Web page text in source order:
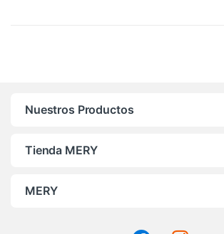
Nuestros Productos
Tienda MERY
MERY